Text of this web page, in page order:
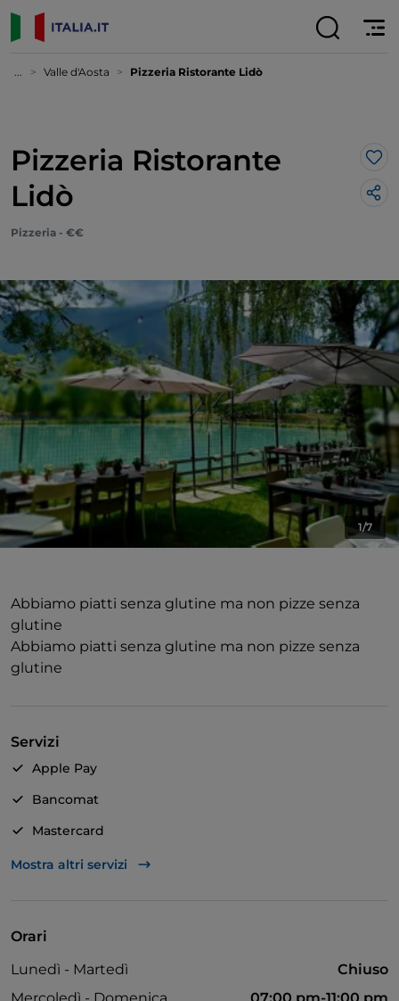
... Valle d'Aosta Pizzeria Ristorante Lidò
Pizzeria Ristorante
Lidò
Pizzeria - €€
1/7
Abbiamo piatti senza glutine ma non pizze senza
glutine
Abbiamo piatti senza glutine ma non pizze senza
glutine
Servizi
Apple Pay
Bancomat
Mastercard
Visa
Mostra altri servizi
Orari
Lunedì - Martedì
Chiuso